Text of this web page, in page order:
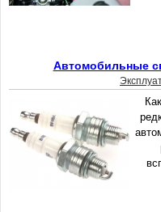
Автомобильные